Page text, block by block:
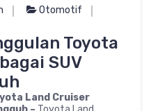
Otomotif
Toyota
SUV
Land Cruiser